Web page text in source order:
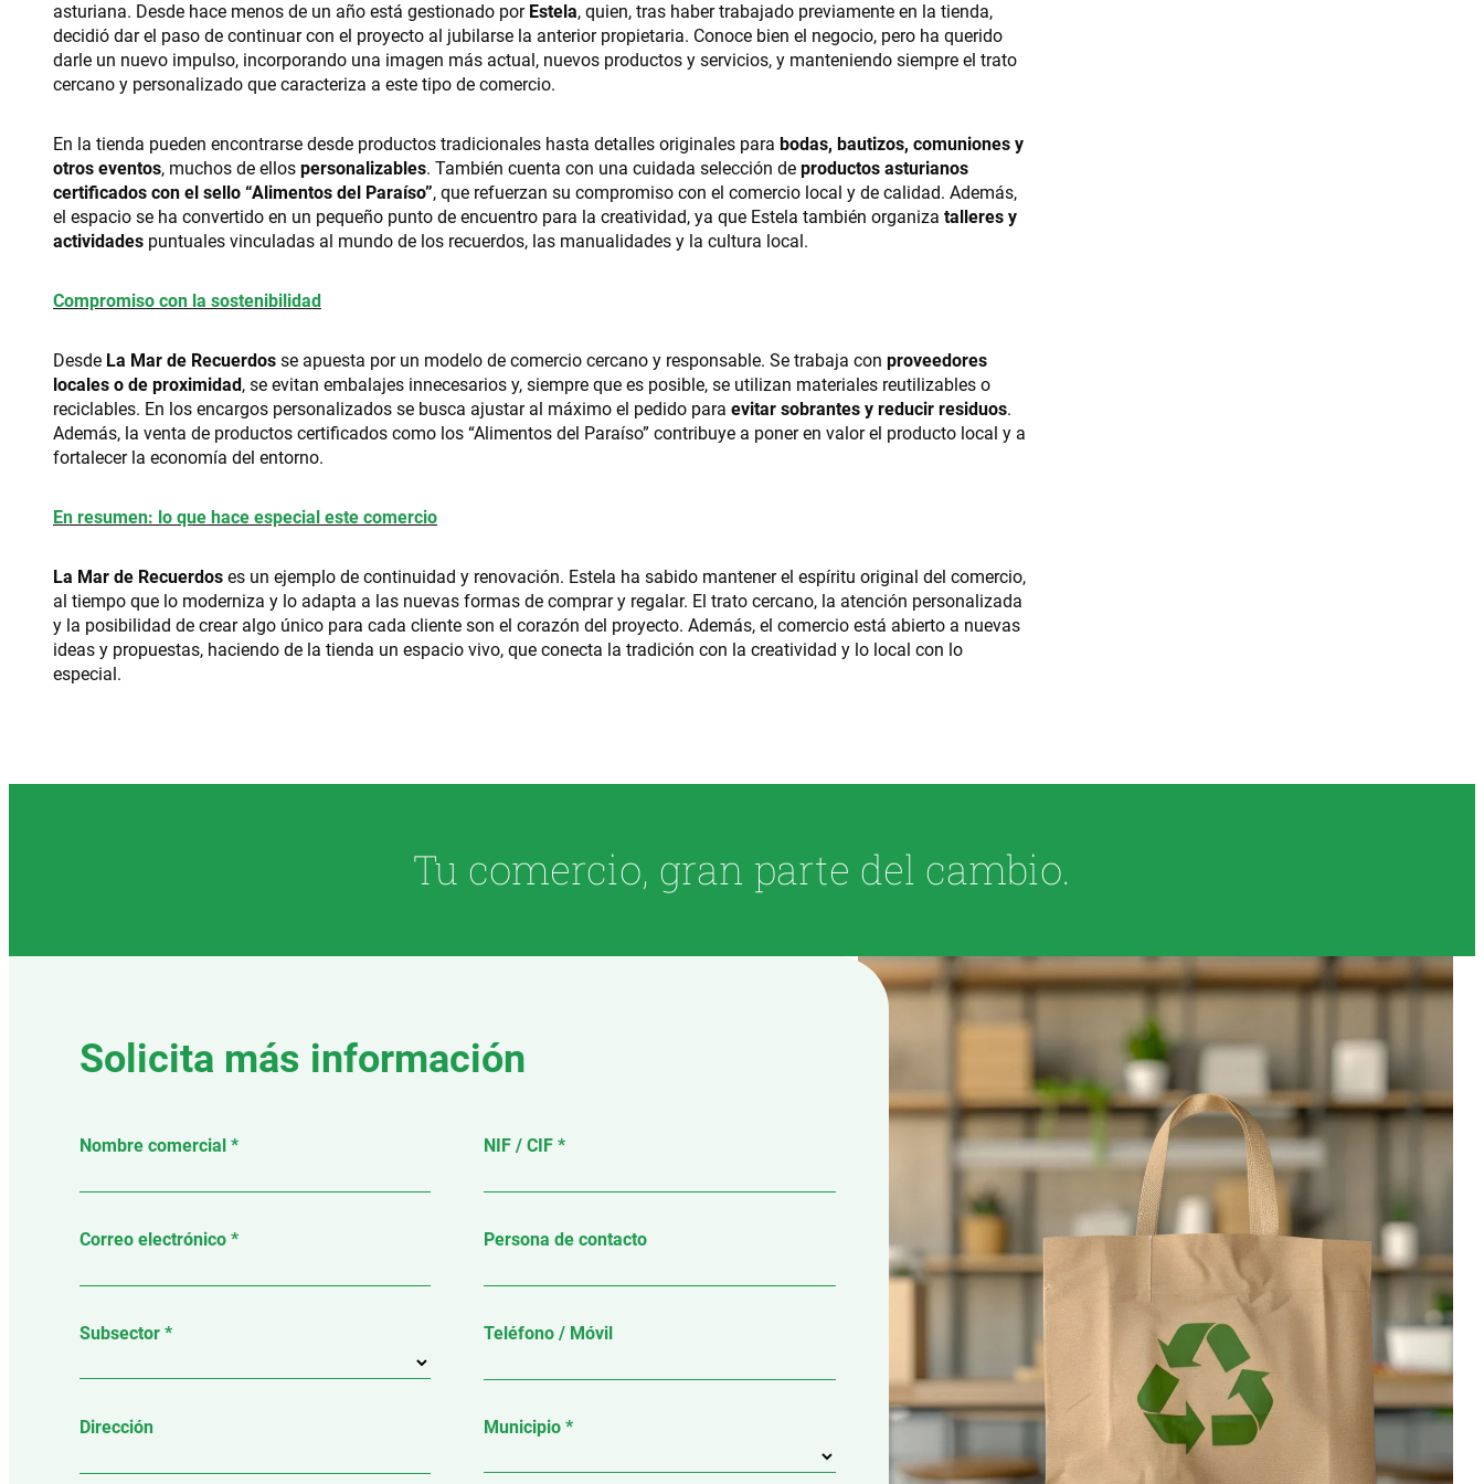
asturiana. Desde hace menos de un año está gestionado por Estela, quien, tras haber trabajado previamente en la tienda,
decidió dar el paso de continuar con el proyecto al jubilarse la anterior propietaria. Conoce bien el negocio, pero ha querido
darle un nuevo impulso, incorporando una imagen más actual, nuevos productos y servicios, y manteniendo siempre el trato
cercano y personalizado que caracteriza a este tipo de comercio.
En la tienda pueden encontrarse desde productos tradicionales hasta detalles originales para bodas, bautizos, comuniones y
otros eventos, muchos de ellos personalizables. También cuenta con una cuidada selección de productos asturianos
certificados con el sello “Alimentos del Paraíso”, que refuerzan su compromiso con el comercio local y de calidad. Además,
el espacio se ha convertido en un pequeño punto de encuentro para la creatividad, ya que Estela también organiza talleres y
actividades puntuales vinculadas al mundo de los recuerdos, las manualidades y la cultura local.
Compromiso con la sostenibilidad
Desde La Mar de Recuerdos se apuesta por un modelo de comercio cercano y responsable. Se trabaja con proveedores
locales o de proximidad , se evitan embalajes innecesarios y, siempre que es posible, se utilizan materiales reutilizables o
reciclables. En los encargos personalizados se busca ajustar al máximo el pedido para evitar sobrantes y reducir residuos.
Además, la venta de productos certificados como los “Alimentos del Paraíso” contribuye a poner en valor el producto local y a
fortalecer la economía del entorno.
En resumen: lo que hace especial este comercio
La Mar de Recuerdos es un ejemplo de continuidad y renovación. Estela ha sabido mantener el espíritu original del comercio,
al tiempo que lo moderniza y lo adapta a las nuevas formas de comprar y regalar. El trato cercano, la atención personalizada
y la posibilidad de crear algo único para cada cliente son el corazón del proyecto. Además, el comercio está abierto a nuevas
ideas y propuestas, haciendo de la tienda un espacio vivo, que conecta la tradición con la creatividad y lo local con lo
especial.
Tu comercio, gran parte del cambio.
Solicita más información
Nombre comercial * NIF / CIF *
Correo electrónico * Persona de contacto
Subsector * Teléfono / Móvil
Dirección Municipio *